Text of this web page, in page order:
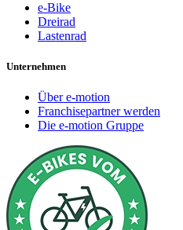
e-Bike
Dreirad
Lastenrad
Unternehmen
Über e-motion
Franchisepartner werden
Die e-motion Gruppe